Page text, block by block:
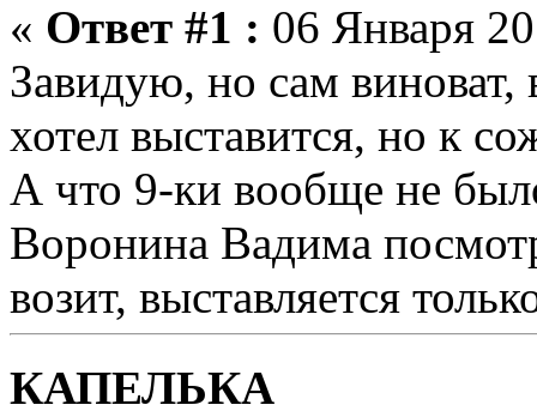
« Ответ #1 : 06 Января
Завидую, но сам виноват,
хотел выставится, но к
А что 9-ки вообще не
Воронина Вадима
возит, выставляется
КАПЕЛЬКА